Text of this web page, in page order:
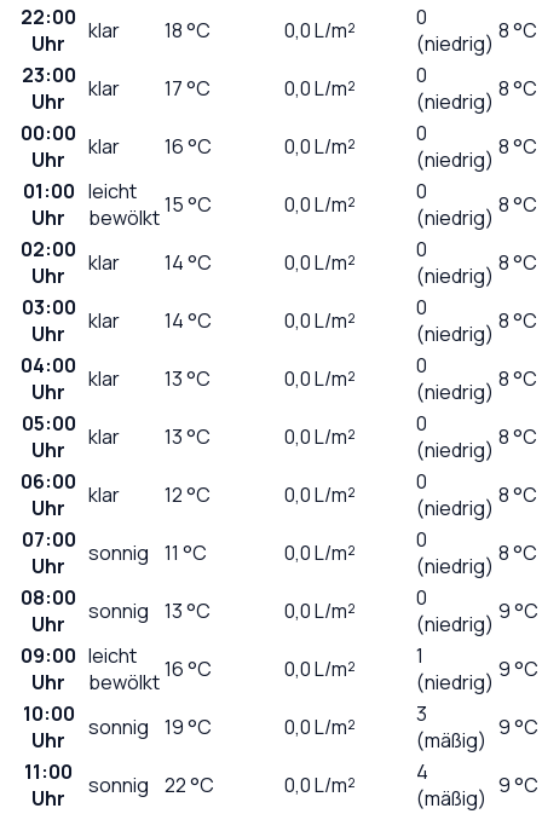
22:00
Uhr
klar 18°C 0,0L/m²
0
(niedrig) 8 °C
23:00
Uhr
klar 17°C 0,0L/m²
0
(niedrig) 8 °C
00:00
Uhr
klar 16°C 0,0L/m²
0
(niedrig) 8 °C
01:00
Uhr
leicht
bewölkt15°C 0,0L/m²
0
(niedrig) 8 °C
02:00
Uhr
klar 14°C 0,0L/m²
0
(niedrig) 8 °C
03:00
Uhr
klar 14°C 0,0L/m²
0
(niedrig) 8 °C
04:00
Uhr
klar 13°C 0,0L/m²
0
(niedrig) 8 °C
05:00
Uhr
klar 13°C 0,0L/m²
0
(niedrig) 8 °C
06:00
Uhr
klar 12°C 0,0L/m²
0
(niedrig) 8 °C
07:00
Uhr
sonnig 11 °C 0,0L/m²
0
(niedrig) 8 °C
08:00
Uhr
sonnig 13°C 0,0L/m²
0
(niedrig) 9 °C
09:00
Uhr
leicht
bewölkt16°C 0,0L/m²
1
(niedrig) 9 °C
10:00
Uhr
sonnig 19°C 0,0L/m²
3
(mäßig) 9 °C
11:00
Uhr
sonnig 22°C 0,0L/m²
4
(mäßig) 9 °C